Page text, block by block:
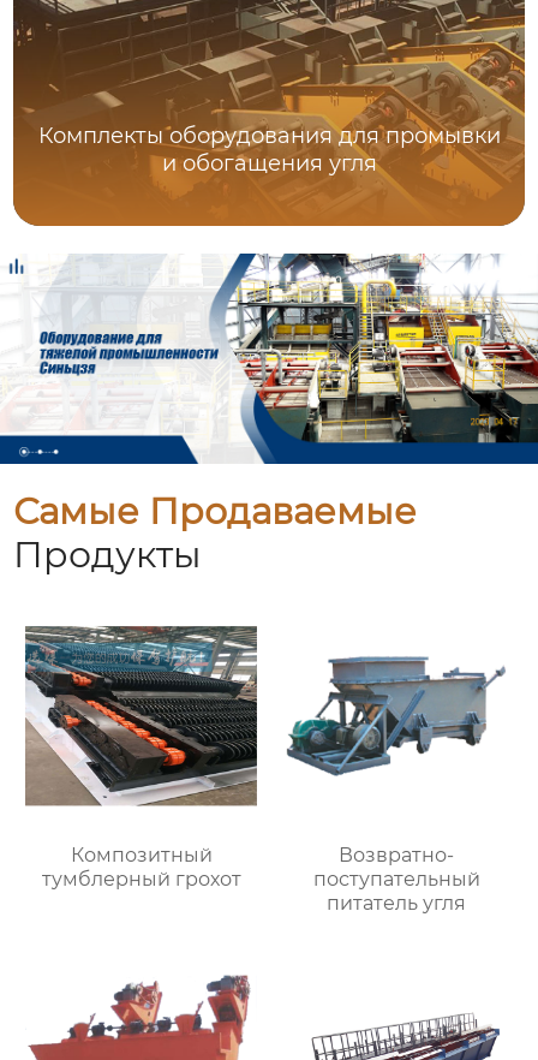
Комплекты оборудования для промывки
и обогащения угля
Самые Продаваемые
Продукты
Композитный
тумблерный грохот
Возвратно-
поступательный
питатель угля